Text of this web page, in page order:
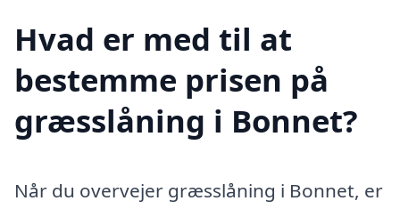
Hvad er med til at
bestemme prisen på
græsslåning i Bonnet?
Når du overvejer græsslåning i Bonnet, er